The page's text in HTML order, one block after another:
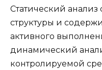
Статический
структуры и
активного
динамический
контролируемой